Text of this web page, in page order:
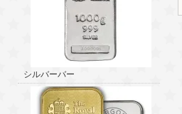
シルバーバー